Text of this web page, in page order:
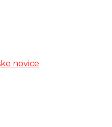
novice